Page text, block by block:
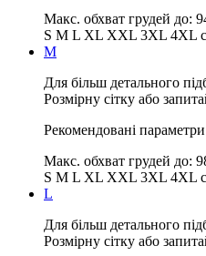
Макс. обхват грудей до:
S M L XL XXL 3XL 4XL
M
Для більш детального
Розмірну сітку або
Рекомендовані
Макс. обхват грудей до:
S M L XL XXL 3XL 4XL
L
Для більш детального
Розмірну сітку або